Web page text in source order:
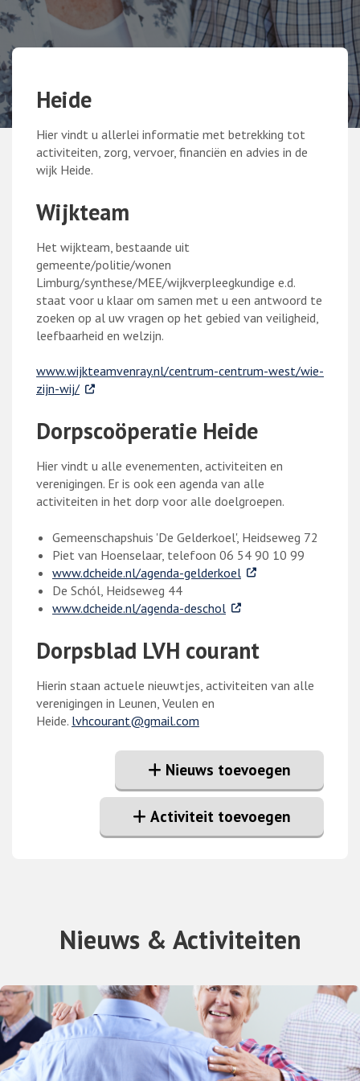
Heide
Hier vindt u allerlei informatie met betrekking tot
activiteiten, zorg, vervoer, financiën en advies in de
wijk Heide.
Wijkteam
Het wijkteam, bestaande uit
gemeente/politie/wonen
Limburg/synthese/MEE/wijkverpleegkundige e.d.
staat voor u klaar om samen met u een antwoord te
zoeken op al uw vragen op het gebied van veiligheid,
leefbaarheid en welzijn.
www.wijkteamvenray.nl/centrum-centrum-west/wie-
zijn-wij/. Externe link
Dorpscoöperatie Heide
Hier vindt u alle evenementen, activiteiten en
verenigingen. Er is ook een agenda van alle
activiteiten in het dorp voor alle doelgroepen.
Gemeenschapshuis 'De Gelderkoel', Heidseweg 72
Piet van Hoenselaar, telefoon 06 54 90 10 99
www.dcheide.nl/agenda-gelderkoel . Externe link
De Schól, Heidseweg 44
www.dcheide.nl/agenda-deschol . Externe link
Dorpsblad LVH courant
Hierin staan actuele nieuwtjes, activiteiten van alle
verenigingen in Leunen, Veulen en
Heide. lvhcourant@gmail.com
Nieuws toevoegen
Activiteit toevoegen
Nieuws & Activiteiten